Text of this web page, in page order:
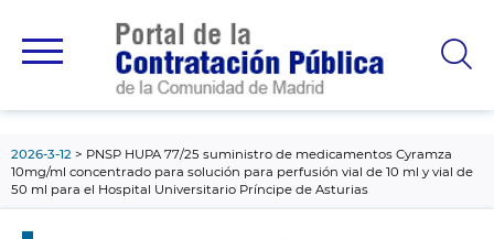
principal
2026-3-12
PNSP HUPA 77/25 suministro de medicamentos Cyramza
10mg/ml concentrado para solución para perfusión vial de 10 ml y vial de
50 ml para el Hospital Universitario Príncipe de Asturias